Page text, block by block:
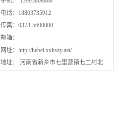
电话：18803735912
传真：0373-5600000
邮箱：
网址： http://hebei.xxhszy.net/
地址： 河南省新乡市七里营镇七二村北